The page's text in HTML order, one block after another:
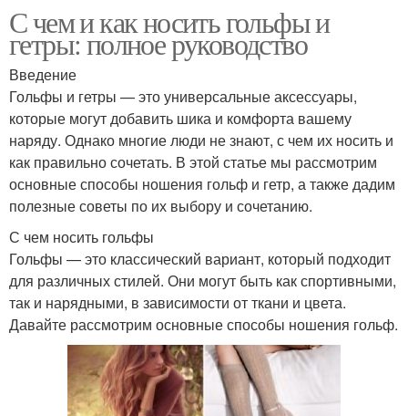
С чем и как носить гольфы и
гетры: полное руководство
Введение
Гольфы и гетры — это универсальные аксессуары,
которые могут добавить шика и комфорта вашему
наряду. Однако многие люди не знают, с чем их носить и
как правильно сочетать. В этой статье мы рассмотрим
основные способы ношения гольф и гетр, а также дадим
полезные советы по их выбору и сочетанию.
С чем носить гольфы
Гольфы — это классический вариант, который подходит
для различных стилей. Они могут быть как спортивными,
так и нарядными, в зависимости от ткани и цвета.
Давайте рассмотрим основные способы ношения гольф.